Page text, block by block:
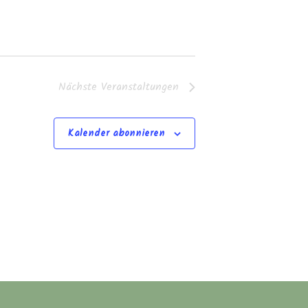
Nächste Veranstaltungen
Kalender abonnieren